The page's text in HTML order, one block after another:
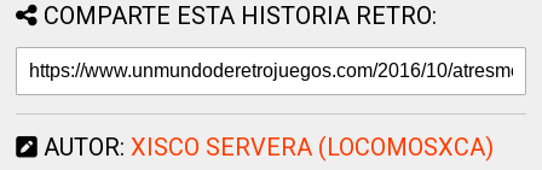
COMPARTE ESTA HISTORIA RETRO:
AUTOR: XISCO SERVERA (LOCOMOSXCA)